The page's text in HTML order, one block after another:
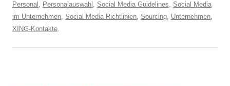
Personal , Personalauswahl , Social Media Guidelines, Social Media
im Unternehmen, Social Media Richtlinien, Sourcing, Unternehmen,
XING-Kontakte.